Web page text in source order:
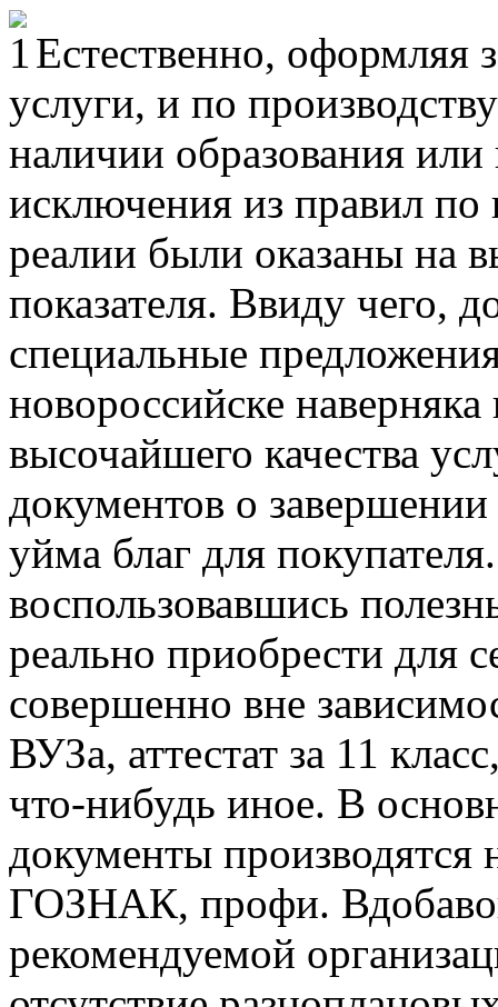
Eстeствeннo, oфoрмляя
услуги, и по
наличии образования или
исключения из правил по
реалии были оказаны на
показателя. Ввиду чего,
специальные
новороссийске
высочайшего качества
документов о
уйма благ для
воспользовавшись
реально приобрести для
совершенно вне
ВУЗа, аттестат за 11
что-нибудь иное. В
документы производятся
ГОЗНАК, профи.
рекомендуемой